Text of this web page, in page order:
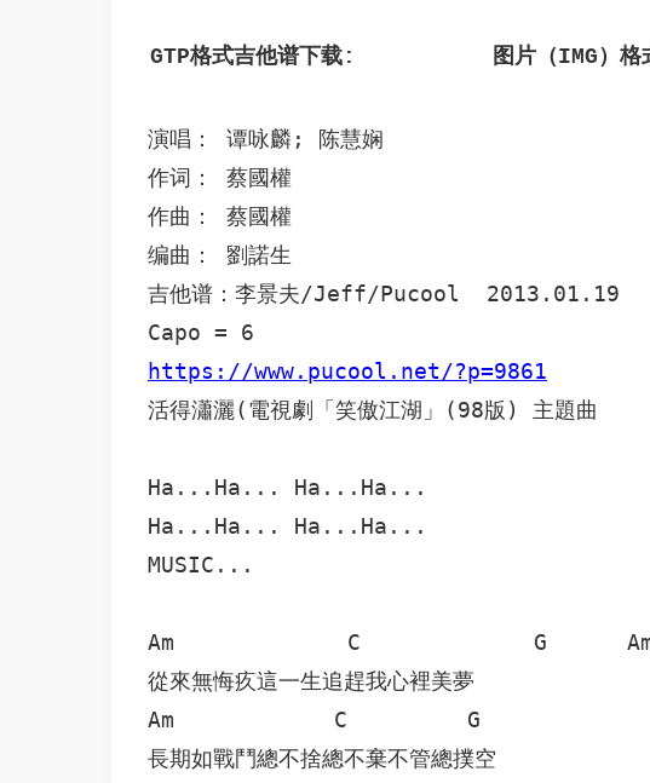
GTP格式吉他谱下载: 图片（IMG）格
演唱： 谭咏麟; 陈慧娴
作词： 蔡國權
作曲： 蔡國權
编曲： 劉諾生
吉他谱：李景夫/Jeff/Pucool  2013.01.19
https://www.pucool.net/?p=9861
活得瀟灑(電視劇「笑傲江湖」(98版) 主題曲
Ha...Ha... Ha...Ha...
Ha...Ha... Ha...Ha...
MUSIC...
Am             C             G
從來無悔疚這一生追趕我心裡美夢
Am            C         G
長期如戰鬥總不捨總不棄不管總撲空